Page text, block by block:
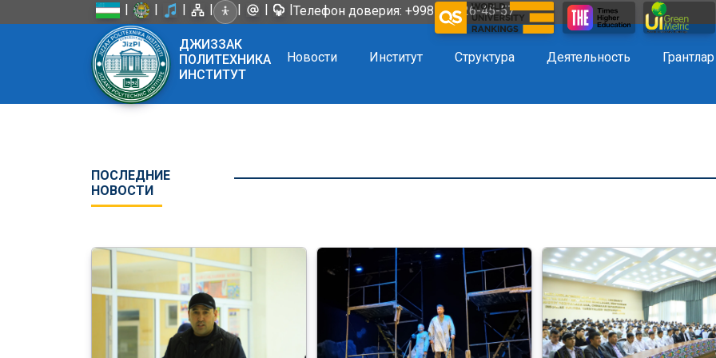
| | | | | | |Телефон доверия: +998 72 226-45-57
ДЖИЗЗАК
ПОЛИТЕХНИКА
ИНСТИТУТ
Новости Институт Структура Деятельность Грантлар
ПОСЛЕДНИЕ
НОВОСТИ